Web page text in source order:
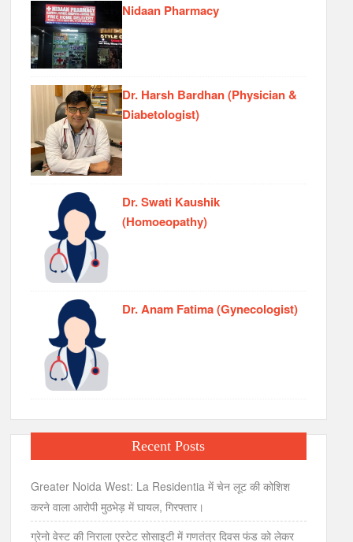
Nidaan Pharmacy
Dr. Harsh Bardhan (Physician &
Diabetologist)
Dr. Swati Kaushik
(Homoeopathy)
Dr. Anam Fatima (Gynecologist)
Recent Posts
Greater Noida West: La Residentia में चेन लूट की कोशिश
करने वाला आरोपी मुठभेड़ में घायल, गिरफ्तार।
ग्रेनो वेस्ट की निराला एस्टेट सोसाइटी में गणतंत्र दिवस फंड को लेकर